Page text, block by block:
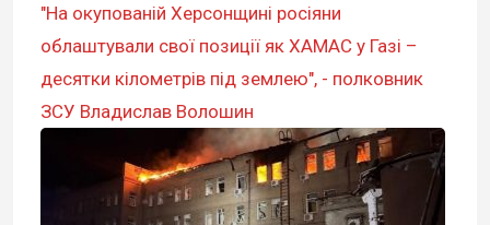
"На окупованій Херсонщині росіяни
облаштували свої позиції як ХАМАС у Газі –
десятки кілометрів під землею", - полковник
ЗСУ Владислав Волошин